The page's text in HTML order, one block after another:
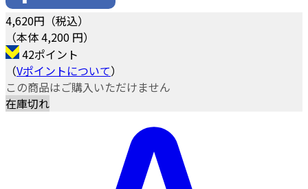
4,620円（税込）
（本体 4,200 円）
42ポイント
（Vポイントについて）
この商品はご購入いただけません
在庫切れ